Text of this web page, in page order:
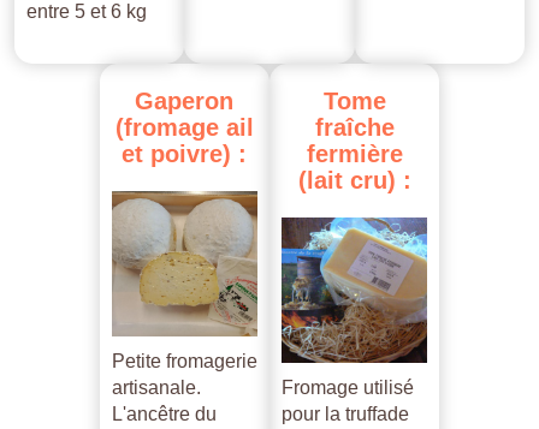
entre 5 et 6 kg
Gaperon
(fromage ail
et poivre) :
Petite fromagerie
artisanale.
L'ancêtre du
Tome
fraîche
fermière
(lait cru) :
Fromage utilisé
pour la truffade